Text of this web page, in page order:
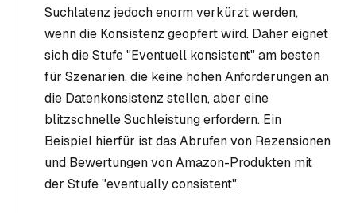
Suchlatenz jedoch enorm verkürzt werden,
wenn die Konsistenz geopfert wird. Daher eignet
sich die Stufe "Eventuell konsistent" am besten
für Szenarien, die keine hohen Anforderungen an
die Datenkonsistenz stellen, aber eine
blitzschnelle Suchleistung erfordern. Ein
Beispiel hierfür ist das Abrufen von Rezensionen
und Bewertungen von Amazon-Produkten mit
der Stufe "eventually consistent".